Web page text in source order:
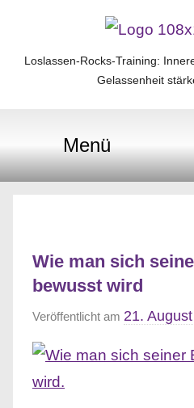
springen
Loslassen-
Training
Loslassen-Rocks-Training:
Gelassenheit
Menü
Wie man sich
bewusst wird
Veröffentlicht am 21.